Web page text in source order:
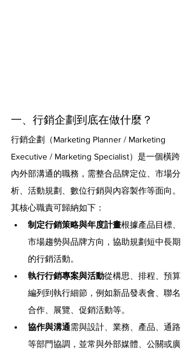
一、行銷企劃到底在做什麼？
行銷企劃（Marketing Planner / Marketing
Executive / Marketing Specialist）是一個橫跨
內外部溝通的職務，需整合品牌定位、市場分
析、活動規劃、數位行銷與內容製作等面向。
其核心職責可歸納如下：
制定行銷策略與年度計畫根據產品目標、
市場趨勢與品牌方向，協助規劃短中長期
的行銷活動。
執行行銷專案與活動從構思、排程、預算
編列到執行細節，例如新品發表會、聯名
合作、展覽、促銷活動等。
協作與溝通需與設計、業務、產品、通路
等部門協調，並常與外部媒體、公關或廣